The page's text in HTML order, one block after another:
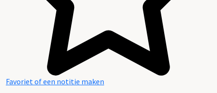
Favoriet of een notitie maken